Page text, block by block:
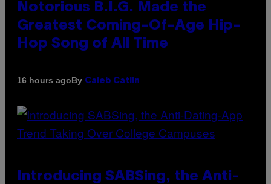
Notorious B.I.G. Made the
Greatest Coming-Of-Age Hip-
Hop Song of All Time
16 hours agoBy Caleb Catlin
Introducing SABSing, the Anti-